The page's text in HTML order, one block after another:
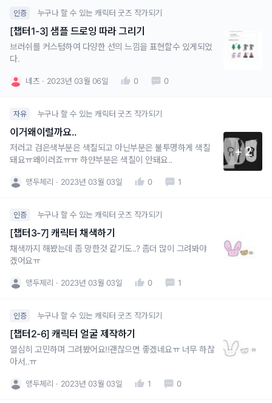
인증 누구나 할 수 있는 캐릭터 굿즈 작가되기
[챕터1-3] 샘플 드로잉 따라 그리기
브러쉬를 커스텀하여 다양한 선의 느낌을 표현할수 있게되었
다.
네츠 2023년 03월 06일 0 0
자유 누구나 할 수 있는 캐릭터 굿즈 작가되기
이거왜이럴까요..
저러고 검은색부분은 색칠되고 아닌부분은 불투명하게 색칠
돼요ㅠ왜이러죠ㅠㅠ 하얀부분은 색칠이 안돼요..
+ 2
앵두체리 2023년 03월 03일 0 1
인증 누구나 할 수 있는 캐릭터 굿즈 작가되기
[챕터3-7] 캐릭터 채색하기
채색까지 해봤는데 좀 망한것 같기도..? 좀더 많이 그려봐야
겠어요ㅠ
앵두체리 2023년 03월 03일 0 1
인증 누구나 할 수 있는 캐릭터 굿즈 작가되기
[챕터2-6] 캐릭터 얼굴 제작하기
열심히 고민하며 그려봤어요!!괜찮으면 좋겠네요ㅠ 너무 하찮
아서..ㅠ
앵두체리 2023년 03월 03일 1 0